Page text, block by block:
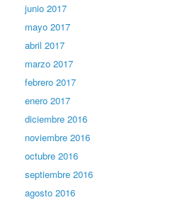
junio 2017
mayo 2017
abril 2017
marzo 2017
febrero 2017
enero 2017
diciembre 2016
noviembre 2016
octubre 2016
septiembre 2016
agosto 2016